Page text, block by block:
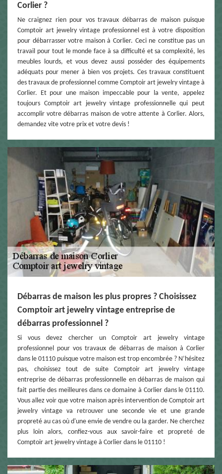
Corlier ?
Ne craignez rien pour vos travaux débarras de maison puisque
Comptoir art jewelry vintage professionnel est à votre disposition
pour débarrasser votre maison à Corlier. Ceci ne constitue pas un
travail pour tout le monde face à sa difficulté et sa complexité, les
meubles lourds, et vous devez aussi posséder des équipements
adéquats pour mener à bien vos projets. Ces travaux constituent
des travaux de professionnel comme Comptoir art jewelry vintage à
Corlier. Et pour une maison impeccable pour la vente, appelez
toujours Comptoir art jewelry vintage professionnelle qui peut
accomplir votre débarras maison de votre attente à Corlier. Alors,
demandez vite votre prix et votre devis !
Débarras de maison les plus propres ? Choisissez
Comptoir art jewelry vintage entreprise de
débarras professionnel ?
Si vous devez chercher un Comptoir art jewelry vintage
professionnel pour vos travaux de débarras de maison à Corlier
dans le 01110 puisque votre maison est trop encombrée ? N’hésitez
pas, choisissez tout de suite Comptoir art jewelry vintage
entreprise de débarras professionnelle en débarras de maison qui
fait partie des meilleures dans ce domaine à Corlier dans le 01110.
Vous allez voir que votre maison après intervention de Comptoir art
jewelry vintage va retrouver une seconde vie et une grande
propreté au cas où d'une envie de vendre ou la garder. Ne cherchez
plus loin alors, confiez-vous aux savoir-faire et propreté de
Comptoir art jewelry vintage à Corlier dans le 01110 !